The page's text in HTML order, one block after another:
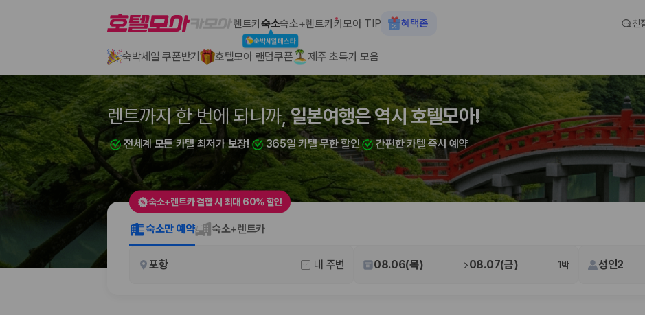
2000만 이용고객이 선택한 제주 렌트카 가격비교 플랫폼
제주렌트카 가격비교는 카모아에서 한 번에
제주도 렌트카는 업체마다 차량 가격, 보험 조건, 면책금, 보상 한도, 인수 장소, 취소 규정이 다릅니다. 카모아는 여러 제주 렌트카 업체의 조건을 한 화면에
렌트카숙소
숙박세일페스타
숙소+렌트카카모아 TIP 혜택존 친
숙박세일 쿠폰받기 호텔모아 랜덤쿠폰 제주 초특가 모음
렌트까지 한 번에 되니까,일본여행은 역시 호텔모아!
전세계 모든 카텔 최저가 보장! 365일 카텔 무한 할인 간편한 카텔 즉시 예약
렌트까지 한 번에 되니까,부산여행은 역시 호텔모아!
전세계 모든 카텔 최저가 보장! 365일 카텔 무한 할인 간편한 카텔 즉시 예약
숙소+렌트카 결합 시 최대 60% 할인
숙소만 예약 숙소+렌트카
포항 내 주변 08.06(목) 08.07(금) 1박 성인2